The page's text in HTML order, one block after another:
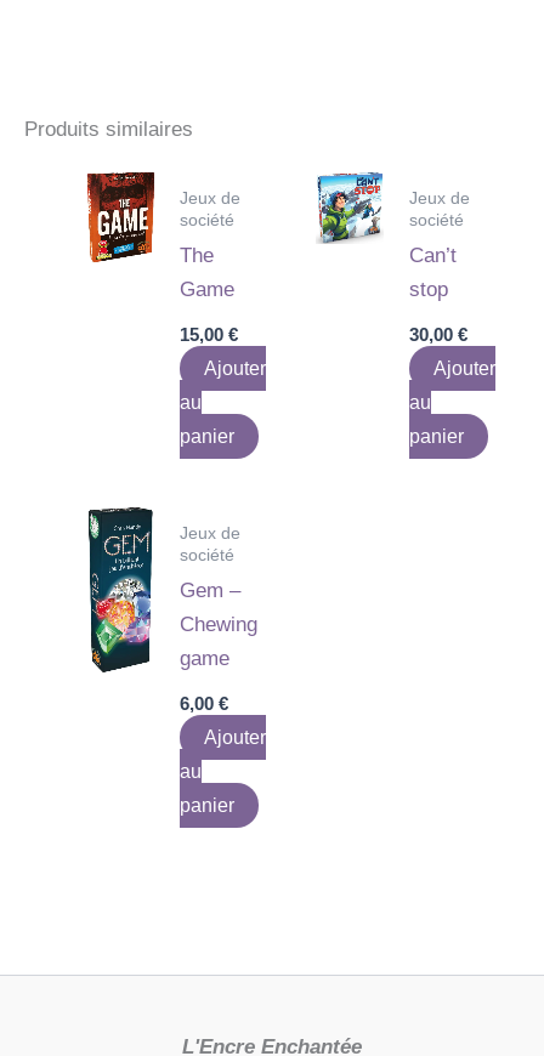
Produits similaires
Jeux de
société
The
Game
15,00€
Ajouter
au
panier
Jeux de
société
Can’t
stop
30,00 €
Ajouter
au
panier
Jeux de
société
Gem –
Chewing
game
6,00€
Ajouter
au
panier
L'Encre Enchantée